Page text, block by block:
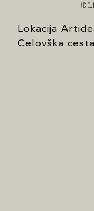
Lokacija
Celovška